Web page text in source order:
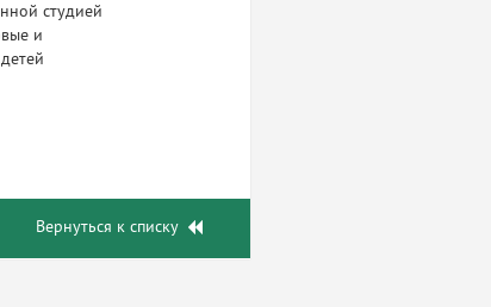
студией
и
Вернуться к списку